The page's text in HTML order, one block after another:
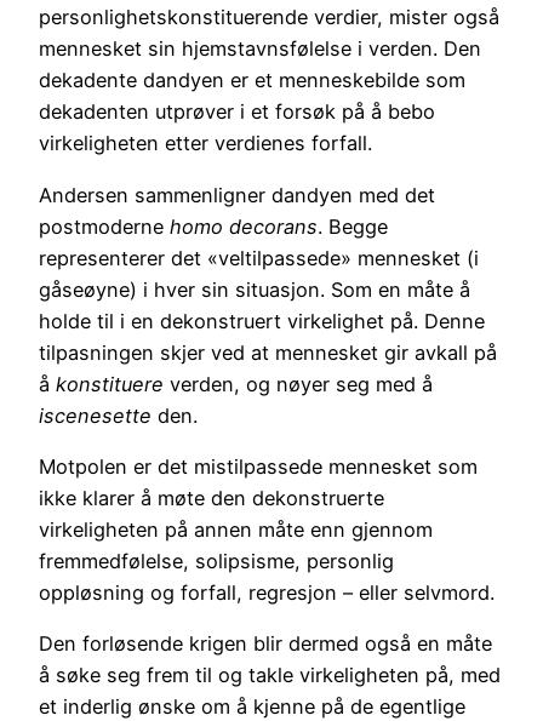
personlighetskonstituerende verdier, mister også
mennesket sin hjemstavnsfølelse i verden. Den
dekadente dandyen er et menneskebilde som
dekadenten utprøver i et forsøk på å bebo
virkeligheten etter verdienes forfall.
Andersen sammenligner dandyen med det
postmoderne homo decorans. Begge
representerer det «veltilpassede» mennesket (i
gåseøyne) i hver sin situasjon. Som en måte å
holde til i en dekonstruert virkelighet på. Denne
tilpasningen skjer ved at mennesket gir avkall på
å konstituere verden, og nøyer seg med å
iscenesette den.
Motpolen er det mistilpassede mennesket som
ikke klarer å møte den dekonstruerte
virkeligheten på annen måte enn gjennom
fremmedfølelse, solipsisme, personlig
oppløsning og forfall, regresjon – eller selvmord.
Den forløsende krigen blir dermed også en måte
å søke seg frem til og takle virkeligheten på, med
et inderlig ønske om å kjenne på de egentlige